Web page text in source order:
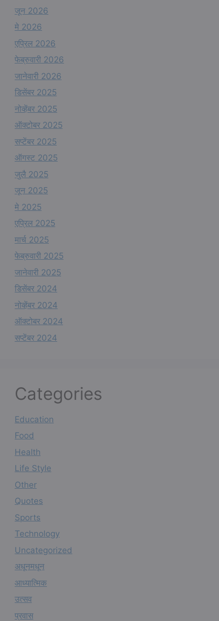
जून 2026
मे 2026
एप्रिल 2026
फेब्रुवारी 2026
जानेवारी 2026
डिसेंबर 2025
नोव्हेंबर 2025
ऑक्टोबर 2025
सप्टेंबर 2025
ऑगस्ट 2025
जुलै 2025
जून 2025
मे 2025
एप्रिल 2025
मार्च 2025
फेब्रुवारी 2025
जानेवारी 2025
डिसेंबर 2024
नोव्हेंबर 2024
ऑक्टोबर 2024
सप्टेंबर 2024
Categories
Education
Food
Health
Life Style
Other
Quotes
Sports
Technology
Uncategorized
अधूनमधून
आध्यात्मिक
उत्सव
प्रवास